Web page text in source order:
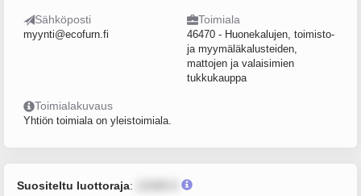
Sähköposti
myynti@ecofurn.fi
Toimiala
46470 - Huonekalujen, toimisto-
ja myymäläkalusteiden,
mattojen ja valaisimien
tukkukauppa
Toimialakuvaus
Yhtiön toimiala on yleistoimiala.
Suositeltu luottoraja: